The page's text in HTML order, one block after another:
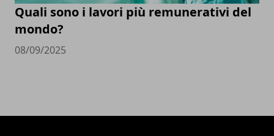
Quali sono i lavori più remunerativi del
mondo?
08/09/2025